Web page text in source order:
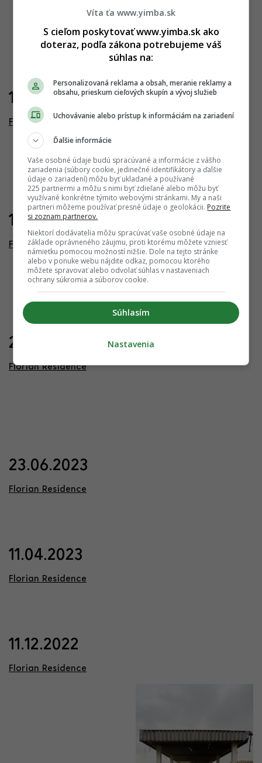
10.10.2024
Florian Residence
17.06.2024
Florian Residence
22.02.2024
Florian Residence
23.06.2023
Florian Residence
11.04.2023
Florian Residence
11.12.2022
Florian Residence
Víta ťa www.yimba.sk
S cieľom poskytovať www.yimba.sk ako
doteraz, podľa zákona potrebujeme váš
súhlas na:
Personalizovaná reklama a obsah, meranie reklamy a
obsahu, prieskum cieľových skupín a vývoj služieb
Uchovávanie alebo prístup k informáciám na zariadení
Ďalšie informácie
Vaše osobné údaje budú spracúvané a informácie z vášho
zariadenia (súbory cookie, jedinečné identifikátory a ďalšie
údaje o zariadení) môžu byť ukladané a používané
225 partnermi a môžu s nimi byť zdieľané alebo môžu byť
využívané konkrétne týmito webovými stránkami. My a naši
partneri môžeme používať presné údaje o geolokácii. Pozrite
si zoznam partnerov.
Niektorí dodávatelia môžu spracúvať vaše osobné údaje na
základe oprávneného záujmu, proti ktorému môžete vzniesť
námietku pomocou možností nižšie. Dole na tejto stránke
alebo v ponuke webu nájdite odkaz, pomocou ktorého
môžete spravovať alebo odvolať súhlas v nastaveniach
ochrany súkromia a súborov cookie.
Súhlasím
Nastavenia